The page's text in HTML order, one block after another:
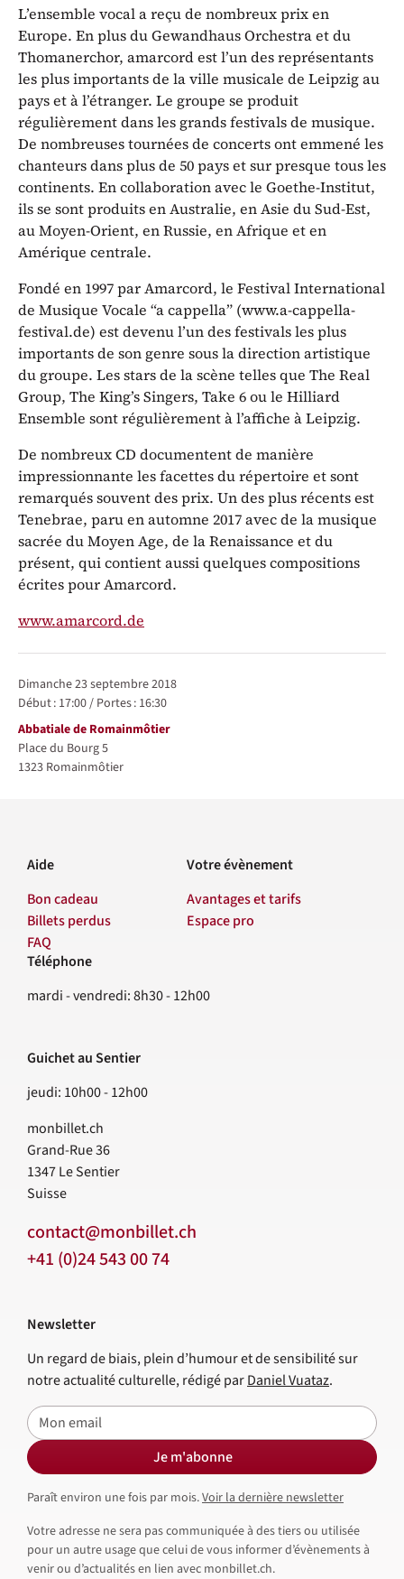
L’ensemble vocal a reçu de nombreux prix en
Europe. En plus du Gewandhaus Orchestra et du
Thomanerchor, amarcord est l’un des représentants
les plus importants de la ville musicale de Leipzig au
pays et à l’étranger. Le groupe se produit
régulièrement dans les grands festivals de musique.
De nombreuses tournées de concerts ont emmené les
chanteurs dans plus de 50 pays et sur presque tous les
continents. En collaboration avec le Goethe-Institut,
ils se sont produits en Australie, en Asie du Sud-Est,
au Moyen-Orient, en Russie, en Afrique et en
Amérique centrale.
Fondé en 1997 par Amarcord, le Festival International
de Musique Vocale “a cappella” (www.a-cappella-
festival.de) est devenu l’un des festivals les plus
importants de son genre sous la direction artistique
du groupe. Les stars de la scène telles que The Real
Group, The King’s Singers, Take 6 ou le Hilliard
Ensemble sont régulièrement à l’affiche à Leipzig.
De nombreux CD documentent de manière
impressionnante les facettes du répertoire et sont
remarqués souvent des prix. Un des plus récents est
Tenebrae, paru en automne 2017 avec de la musique
sacrée du Moyen Age, de la Renaissance et du
présent, qui contient aussi quelques compositions
écrites pour Amarcord.
www.amarcord.de
dimanche 23 septembre 2018
Début : 17:00/ Portes : 16:30
Lieu
Abbatiale de Romainmôtier
Place du Bourg 5
1323 Romainmôtier
Aide
Bon cadeau
Billets perdus
FAQ
Votre évènement
Avantages et tarifs
Espace pro
Contact
Téléphone
mardi - vendredi: 8h30 - 12h00
Guichet au Sentier
jeudi: 10h00 - 12h00
monbillet.ch
Grand-Rue 36
1347Le Sentier
Suisse
contact@monbillet.ch
+41 (0)24 543 00 74
Newsletter
Un regard de biais, plein d’humour et de sensibilité sur
notre actualité culturelle, rédigé parDaniel Vuataz.
E-mail
Je m'abonne
Paraît environ une fois par mois.Voir la dernière newsletter
Votre adresse ne sera pas communiquée à des tiers ou utilisée
pour un autre usage que celui de vous informer d’évènements à
venir ou d’actualités en lien avec monbillet.ch.